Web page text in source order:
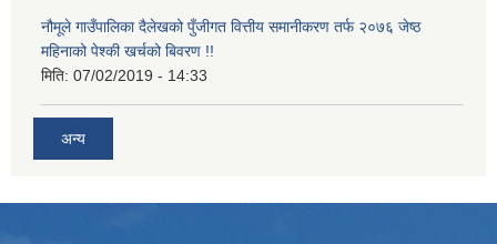
नौमूले गाउँपालिका दैलेखको पुँजीगत वित्तीय समानीकरण तर्फ २०७६ जेष्ठ
महिनाको पेश्की खर्चको बिवरण !!
मिति: 07/02/2019 - 14:33
अन्य